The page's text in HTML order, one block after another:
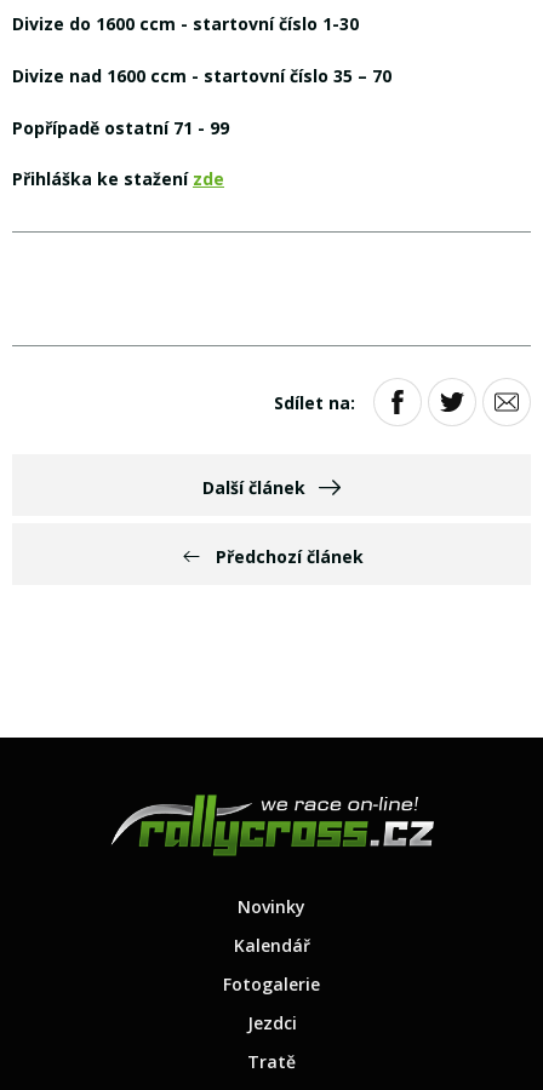
Divize do 1600 ccm - startovní číslo 1-30
Divize nad 1600 ccm - startovní číslo 35 – 70
Popřípadě ostatní 71 - 99
Přihláška ke stažení zde
Předchozí článek
Sdílet na:
Další článek
Novinky
Kalendář
Fotogalerie
Jezdci
Tratě